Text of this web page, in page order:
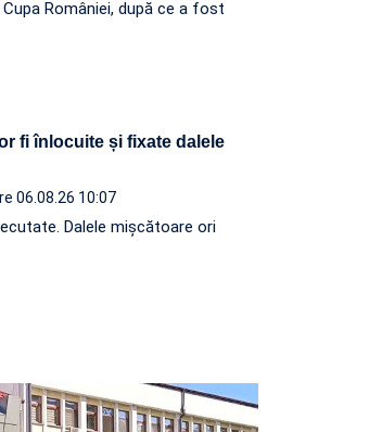
României, după ce a fost
fi înlocuite și fixate dalele
06.08.26 10:07
Dalele mișcătoare ori